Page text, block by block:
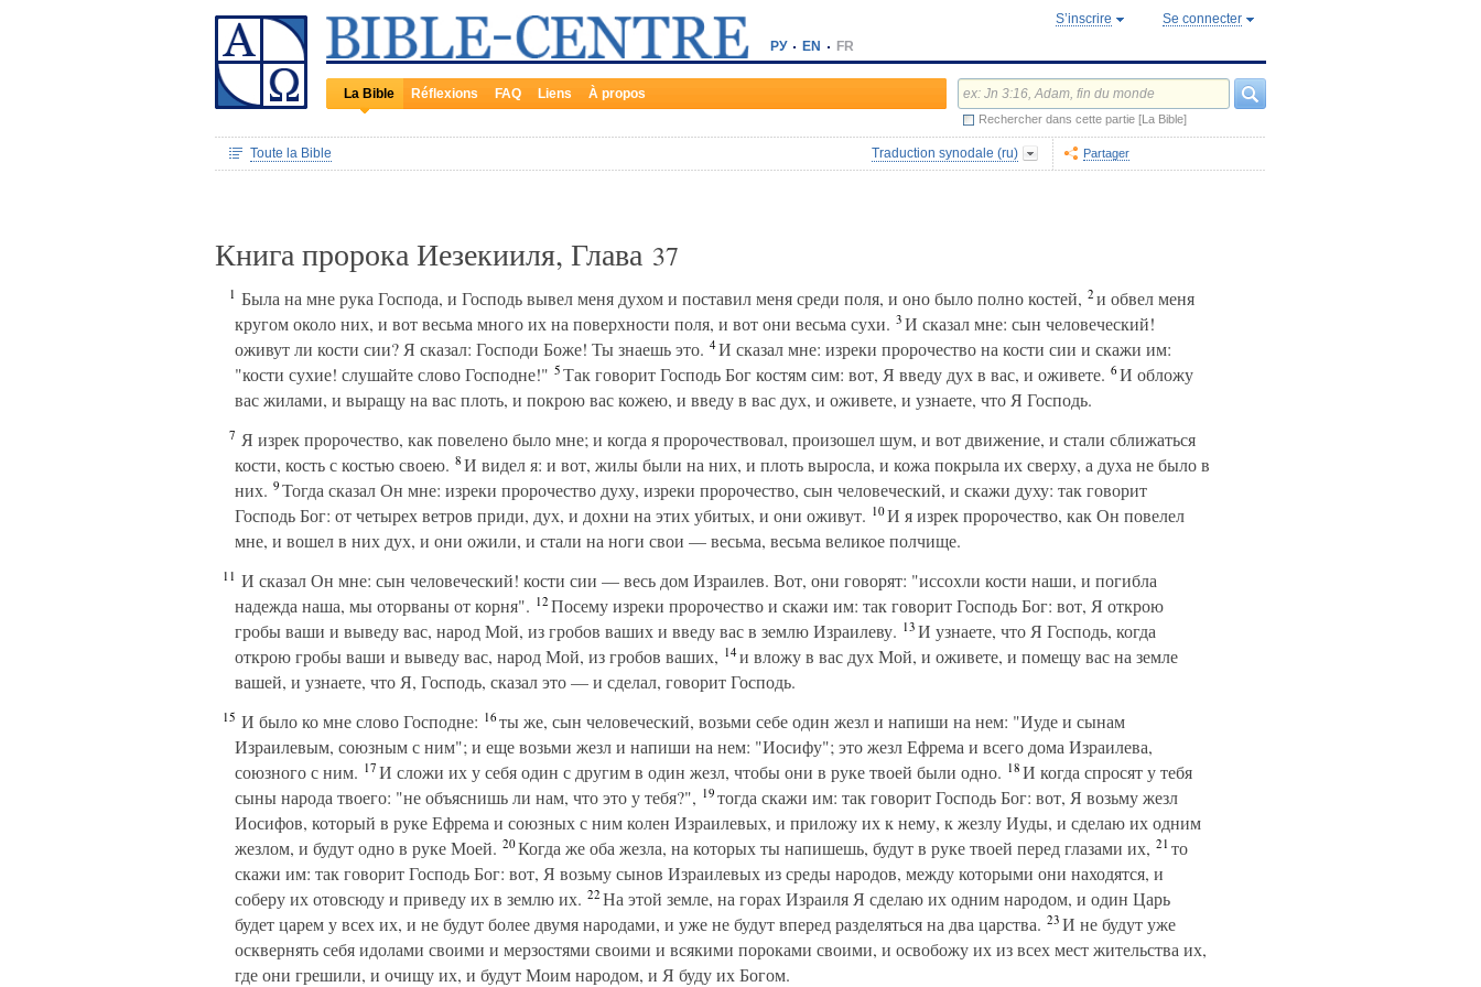
РУ EN FR
S’inscrire Se connecter
La Bible Réflexions FAQ Liens À propos
Rechercher dans cette partie [La Bible]
Toute la Bible Traduction synodale (ru) Partager
Книга пророка Иезекииля, Глава 37
1 Была на мне рука Господа, и Господь вывел меня духом и поставил меня среди поля, и оно было полно костей, 2и обвел меня
кругом около них, и вот весьма много их на поверхности поля, и вот они весьма сухи. 3И сказал мне: сын человеческий!
оживут ли кости сии? Я сказал: Господи Боже! Ты знаешь это. 4И сказал мне: изреки пророчество на кости сии и скажи им:
"кости сухие! слушайте слово Господне!" 5Так говорит Господь Бог костям сим: вот, Я введу дух в вас, и оживете. 6И обложу
вас жилами, и выращу на вас плоть, и покрою вас кожею, и введу в вас дух, и оживете, и узнаете, что Я Господь.
7 Я изрек пророчество, как повелено было мне; и когда я пророчествовал, произошел шум, и вот движение, и стали сближаться
кости, кость с костью своею. 8И видел я: и вот, жилы были на них, и плоть выросла, и кожа покрыла их сверху, а духа не было в
них. 9Тогда сказал Он мне: изреки пророчество духу, изреки пророчество, сын человеческий, и скажи духу: так говорит
Господь Бог: от четырех ветров приди, дух, и дохни на этих убитых, и они оживут. 10И я изрек пророчество, как Он повелел
мне, и вошел в них дух, и они ожили, и стали на ноги свои — весьма, весьма великое полчище.
11 И сказал Он мне: сын человеческий! кости сии — весь дом Израилев. Вот, они говорят: "иссохли кости наши, и погибла
надежда наша, мы оторваны от корня". 12Посему изреки пророчество и скажи им: так говорит Господь Бог: вот, Я открою
гробы ваши и выведу вас, народ Мой, из гробов ваших и введу вас в землю Израилеву. 13И узнаете, что Я Господь, когда
открою гробы ваши и выведу вас, народ Мой, из гробов ваших, 14и вложу в вас дух Мой, и оживете, и помещу вас на земле
вашей, и узнаете, что Я, Господь, сказал это — и сделал, говорит Господь.
15 И было ко мне слово Господне: 16ты же, сын человеческий, возьми себе один жезл и напиши на нем: "Иуде и сынам
Израилевым, союзным с ним"; и еще возьми жезл и напиши на нем: "Иосифу"; это жезл Ефрема и всего дома Израилева,
союзного с ним. 17И сложи их у себя один с другим в один жезл, чтобы они в руке твоей были одно. 18И когда спросят у тебя
сыны народа твоего: "не объяснишь ли нам, что это у тебя?", 19тогда скажи им: так говорит Господь Бог: вот, Я возьму жезл
Иосифов, который в руке Ефрема и союзных с ним колен Израилевых, и приложу их к нему, к жезлу Иуды, и сделаю их одним
жезлом, и будут одно в руке Моей. 20Когда же оба жезла, на которых ты напишешь, будут в руке твоей перед глазами их, 21то
скажи им: так говорит Господь Бог: вот, Я возьму сынов Израилевых из среды народов, между которыми они находятся, и
соберу их отовсюду и приведу их в землю их. 22На этой земле, на горах Израиля Я сделаю их одним народом, и один Царь
будет царем у всех их, и не будут более двумя народами, и уже не будут вперед разделяться на два царства. 23И не будут уже
осквернять себя идолами своими и мерзостями своими и всякими пороками своими, и освобожу их из всех мест жительства их,
где они грешили, и очищу их, и будут Моим народом, и Я буду их Богом.